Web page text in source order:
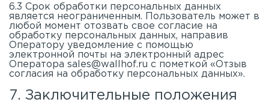
6.3 Срок обработки персональных данных
является неограниченным. Пользователь может в
любой момент отозвать свое согласие на
обработку персональных данных, направив
Оператору уведомление с помощью
электронной почты на электронный адрес
Оператора sales@wallhof.ru с пометкой «Отзыв
согласия на обработку персональных данных».
7. Заключительные положения